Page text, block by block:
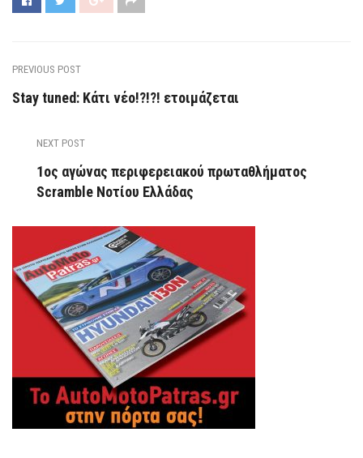
PREVIOUS POST
Stay tuned: Κάτι νέο!?!?! ετοιμάζεται
NEXT POST
1ος αγώνας περιφερειακού πρωταθλήματος
Scramble Νοτίου Ελλάδας